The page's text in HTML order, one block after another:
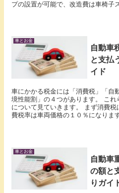
プの設置が可能で、改造費は車椅子
車とお金
自動車
と支払
イド
車にかかる税金には「消費税」「自
境性能割」の４つがあります。 こ
について見ていきます。 まず消費
費税率は車両価格の１０％になりま
車とお金
自動車
の額と
りガイ